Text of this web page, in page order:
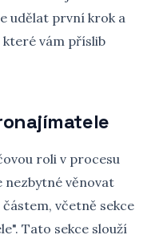
udělat první krok a
vám příslib
roli v procesu
věnovat
včetně sekce
Tato sekce slouží